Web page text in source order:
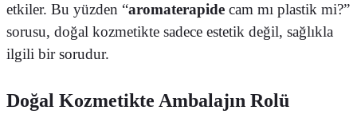
etkiler. Bu yüzden “aromaterapide cam mı plastik mi?”
sorusu, doğal kozmetikte sadece estetik değil, sağlıkla
ilgili bir sorudur.
Doğal Kozmetikte Ambalajın Rolü